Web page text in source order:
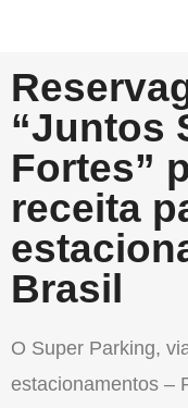
“Juntos
Fortes”
receita
Brasil
O Super Parking,
estacionamentos –